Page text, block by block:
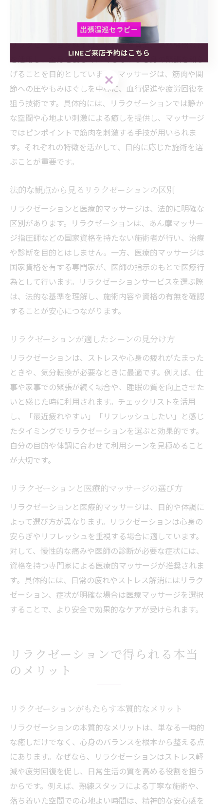
リラクゼーション施術内容とマッサージの特徴
リラクゼーション施術は、アロマや音楽、温熱機器など
を活用し、全身を優しくほぐしながら心身の緊張を和ら
げることを目的としています。マッサージは、筋肉や関
節への圧やもみほぐしを中心に、血行促進や疲労回復を
狙う技術です。具体的には、リラクゼーションでは静か
な空間や心地よい刺激による癒しを提供し、マッサージ
ではピンポイントで筋肉を刺激する手技が用いられま
す。それぞれの特徴を活かして、目的に応じた施術を選
ぶことが重要です。
法的な観点から見るリラクゼーションの区別
リラクゼーションと医療的マッサージは、法的に明確な
区別があります。リラクゼーションは、あん摩マッサー
ジ指圧師などの国家資格を持たない施術者が行い、治療
や診断を目的とはしません。一方、医療的マッサージは
国家資格を有する専門家が、医師の指示のもとで医療行
為として行います。リラクゼーションサービスを選ぶ際
は、法的な基準を理解し、施術内容や資格の有無を確認
することが安心につながります。
リラクゼーションが適したシーンの見分け方
リラクゼーションは、ストレスや心身の疲れがたまった
ときや、気分転換が必要なときに最適です。例えば、仕
事や家事での緊張が続く場合や、睡眠の質を向上させた
いと感じた時に利用されます。チェックリストを活用
し、「最近疲れやすい」「リフレッシュしたい」と感じ
たタイミングでリラクゼーションを選ぶと効果的です。
自分の目的や体調に合わせて利用シーンを見極めること
が大切です。
リラクゼーションと医療的マッサージの選び方
リラクゼーションと医療的マッサージは、目的や体調に
よって選び方が異なります。リラクゼーションは心身の
安らぎやリフレッシュを重視する場合に適しています。
対して、慢性的な痛みや医師の診断が必要な症状には、
資格を持つ専門家による医療的マッサージが推奨されま
す。具体的には、日常の疲れやストレス解消にはリラク
ゼーション、症状が明確な場合は医療マッサージを選択
することで、より安全で効果的なケアが受けられます。
リラクゼーションで得られる本当
のメリット
リラクゼーションがもたらす本質的なメリット
リラクゼーションの本質的なメリットは、単なる一時的
な癒しだけでなく、心身のバランスを根本から整える点
にあります。なぜなら、リラクゼーションはストレス軽
減や疲労回復を促し、日常生活の質を高める役割を担う
からです。例えば、熟練スタッフによる丁寧な施術や、
落ち着いた空間での心地よい時間は、精神的な安心感を
出張温巡セラピー
LINEご来店予約はこちら
出張温巡セラピー
LINEご来店予約はこちら
出張温巡セラピー
LINEご来店予約はこちら